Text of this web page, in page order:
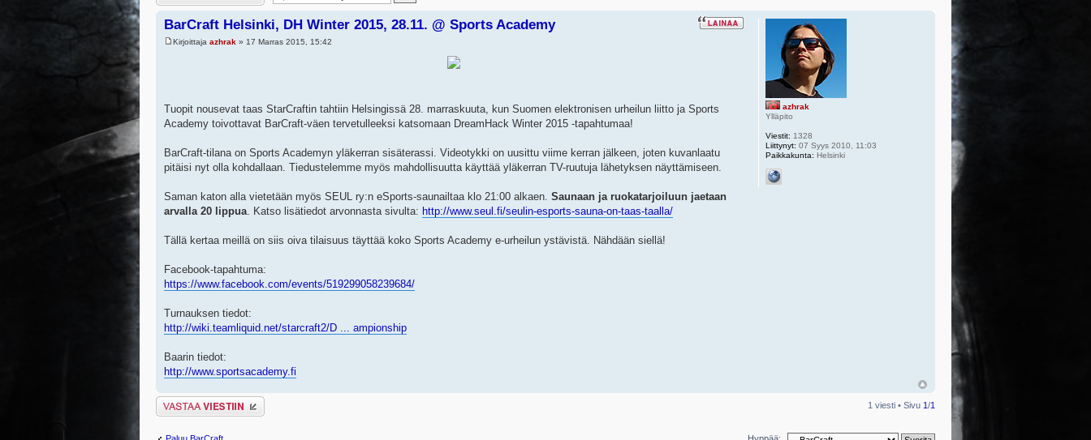
BarCraft Helsinki, DH Winter 2015, 28.11. @ Sports Academy
Kirjoittaja azhrak » 17 Marras 2015, 15:42
Tuopit nousevat taas StarCraftin tahtiin Helsingissä 28. marraskuuta, kun Suomen elektronisen urheilun liitto ja Sports
Academy toivottavat BarCraft-väen tervetulleeksi katsomaan DreamHack Winter 2015 -tapahtumaa!
BarCraft-tilana on Sports Academyn yläkerran sisäterassi. Videotykki on uusittu viime kerran jälkeen, joten kuvanlaatu
pitäisi nyt olla kohdallaan. Tiedustelemme myös mahdollisuutta käyttää yläkerran TV-ruutuja lähetyksen näyttämiseen.
Saman katon alla vietetään myös SEUL ry:n eSports-saunailtaa klo 21:00 alkaen. Saunaan ja ruokatarjoiluun jaetaan
arvalla 20 lippua. Katso lisätiedot arvonnasta sivulta: http://www.seul.fi/seulin-esports-sauna-on-taas-taalla/
Tällä kertaa meillä on siis oiva tilaisuus täyttää koko Sports Academy e-urheilun ystävistä. Nähdään siellä!
Facebook-tapahtuma:
https://www.facebook.com/events/519299058239684/
Turnauksen tiedot:
http://wiki.teamliquid.net/starcraft2/D ... ampionship
Baarin tiedot:
http://www.sportsacademy.fi
azhrak
Ylläpito
Viestit: 1328
Liittynyt: 07 Syys 2010, 11:03
Paikkakunta: Helsinki
Lähetä vastaus 1 viesti • Sivu 1/1
Paluu BarCraft